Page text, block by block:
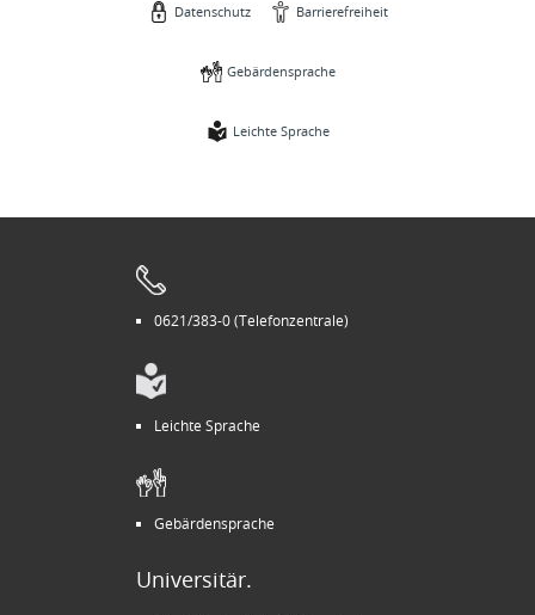
Datenschutz Barrierefreiheit
Gebärdensprache
Leichte Sprache
0621/383-0 (Telefonzentrale)
Leichte Sprache
Gebärdensprache
Universitär.